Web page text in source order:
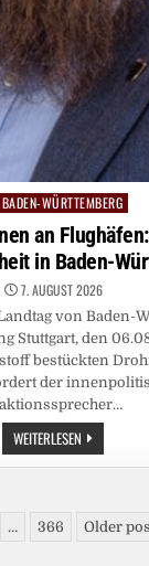
BADEN-WÜRTTEMBERG
an
in Baden-
7. AUGUST 2026
von Baden-
Stuttgart, den
bestückten
der
WEITERLESEN ZUMELDUNG
DROHNEN
AN
ES
UM
… 366 Older